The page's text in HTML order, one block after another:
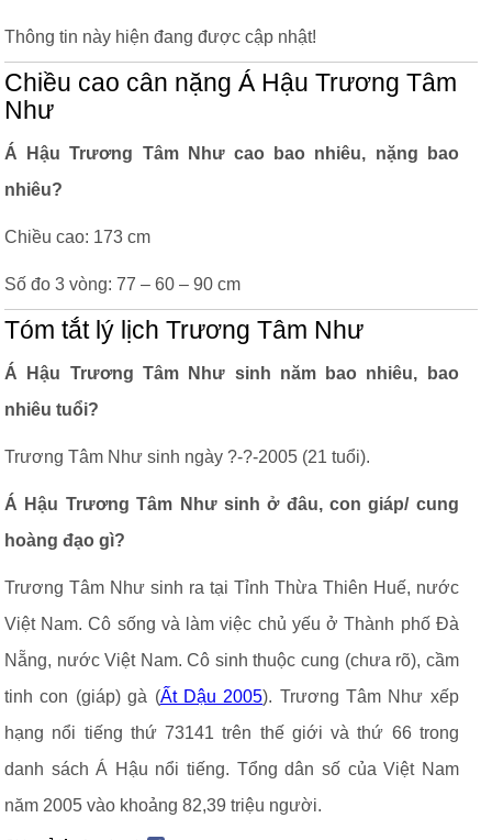
Thông tin này hiện đang được cập nhật!
Chiều cao cân nặng Á Hậu Trương Tâm
Như
Á Hậu Trương Tâm Như cao bao nhiêu, nặng bao
nhiêu?
Chiều cao: 173 cm
Số đo 3 vòng: 77 – 60 – 90 cm
Tóm tắt lý lịch Trương Tâm Như
Á Hậu Trương Tâm Như sinh năm bao nhiêu, bao
nhiêu tuổi?
Trương Tâm Như sinh ngày ?-?-2005 (21 tuổi).
Á Hậu Trương Tâm Như sinh ở đâu, con giáp/ cung
hoàng đạo gì?
Trương Tâm Như sinh ra tại Tỉnh Thừa Thiên Huế, nước
Việt Nam. Cô sống và làm việc chủ yếu ở Thành phố Đà
Nẵng, nước Việt Nam. Cô sinh thuộc cung (chưa rõ), cầm
tinh con (giáp) gà (Ất Dậu 2005). Trương Tâm Như xếp
hạng nổi tiếng thứ 73141 trên thế giới và thứ 66 trong
danh sách Á Hậu nổi tiếng. Tổng dân số của Việt Nam
năm 2005 vào khoảng 82,39 triệu người.